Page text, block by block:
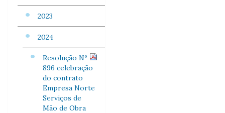
2023
2024
Resolução Nº
896 celebração
do contrato
Empresa Norte
Serviços de
Mão de Obra